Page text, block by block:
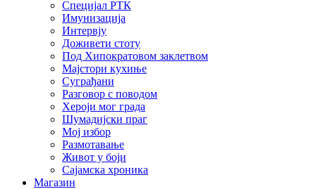
Специјал РТК
Имунизација
Интервју
Доживети стоту
Под Хипократовом заклетвом
Мајстори кухиње
Суграђани
Разговор с поводом
Хероји мог града
Шумадијски праг
Мој избор
Размотавање
Живот у боји
Сајамска хроника
Магазин